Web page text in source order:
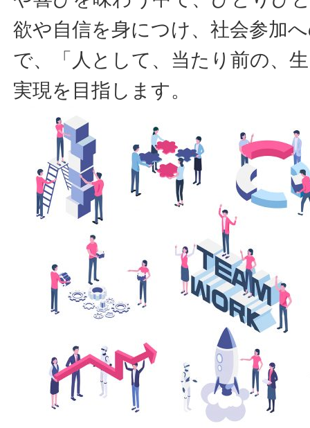
欲や自信を身につけ、社会参加
で、「人として、当たり前の、
実現を目指します。